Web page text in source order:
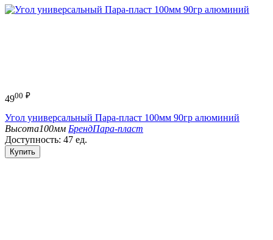
4900 ₽
Угол универсальный Пара-пласт 100мм 90гр алюминий
Высота100мм БрендПара-пласт
Доступность: 47 ед.
Купить